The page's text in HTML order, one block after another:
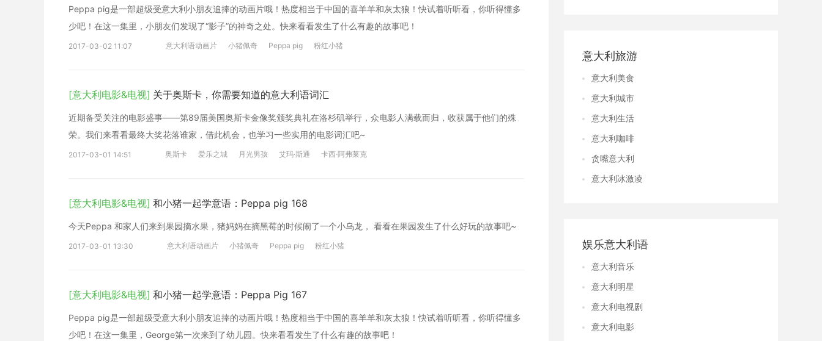
Peppa pig是一部超级受意大利小朋友追捧的动画片哦！热度相当于中国的喜羊羊和灰太狼！快试着听听看，你听得懂多
少吧！在这一集里，小朋友们发现了“影子”的神奇之处。快来看看发生了什么有趣的故事吧！
2017-03-02 11:07 意大利语动画片 小猪佩奇 Peppa pig 粉红小猪
[意大利电影&电视] 关于奥斯卡，你需要知道的意大利语词汇
近期备受关注的电影盛事——第89届美国奥斯卡金像奖颁奖典礼在洛杉矶举行，众电影人满载而归，收获属于他们的殊
荣。我们来看看最终大奖花落谁家，借此机会，也学习一些实用的电影词汇吧~
2017-03-01 14:51 奥斯卡 爱乐之城 月光男孩 艾玛·斯通 卡西·阿弗莱克
[意大利电影&电视] 和小猪一起学意语：Peppa pig 168
今天Peppa 和家人们来到果园摘水果，猪妈妈在摘黑莓的时候闹了一个小乌龙， 看看在果园发生了什么好玩的故事吧~
2017-03-01 13:30 意大利语动画片 小猪佩奇 Peppa pig 粉红小猪
[意大利电影&电视] 和小猪一起学意语：Peppa Pig 167
Peppa pig是一部超级受意大利小朋友追捧的动画片哦！热度相当于中国的喜羊羊和灰太狼！快试着听听看，你听得懂多
少吧！在这一集里，George第一次来到了幼儿园。快来看看发生了什么有趣的故事吧！
意大利旅游
意大利美食
意大利城市
意大利生活
意大利咖啡
贪嘴意大利
意大利冰激凌
娱乐意大利语
意大利音乐
意大利明星
意大利电视剧
意大利电影